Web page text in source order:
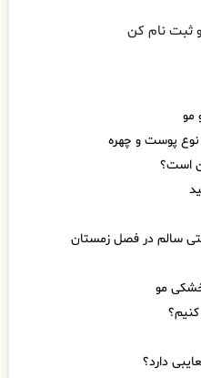
و ثبت نام کن
مو
پوست و چهره
است؟
سالم در فصل زمستان
مو
دارد؟